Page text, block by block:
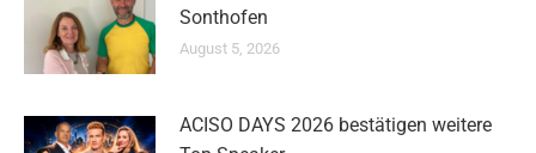
Sonthofen
August 5, 2026
ACISO DAYS 2026 bestätigen weitere